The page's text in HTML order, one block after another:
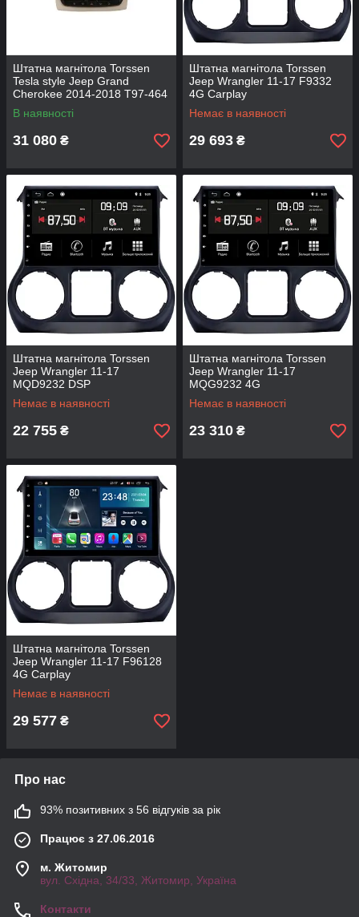
Штатна магнітола Torssen
Tesla style Jeep Grand
Cherokee 2014-2018 T97-464
В наявності
31 080 ₴
Штатна магнітола Torssen
Jeep Wrangler 11-17 F9332
4G Carplay
Немає в наявності
29 693 ₴
Штатна магнітола Torssen
Jeep Wrangler 11-17
MQD9232 DSP
Немає в наявності
22 755 ₴
Штатна магнітола Torssen
Jeep Wrangler 11-17
MQG9232 4G
Немає в наявності
23 310 ₴
Штатна магнітола Torssen
Jeep Wrangler 11-17 F96128
4G Carplay
Немає в наявності
29 577 ₴
Про нас
93% позитивних з 56 відгуків за рік
Працює з 27.06.2016
м. Житомир
вул. Східна, 34/33, Житомир, Україна
Контакти